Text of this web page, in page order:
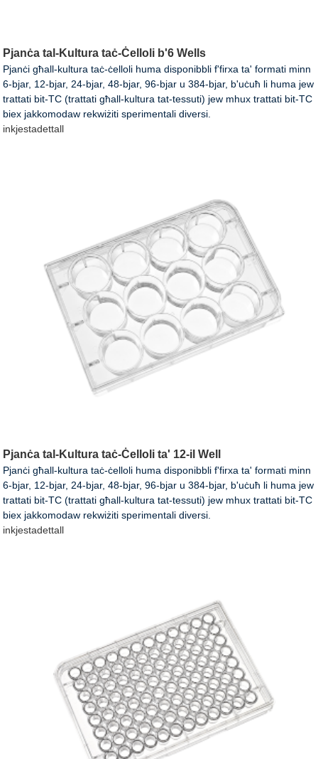
Pjanċa tal-Kultura taċ-Ċelloli b'6 Wells
Pjanċi għall-kultura taċ-ċelloli huma disponibbli f'firxa ta' formati minn
6-bjar, 12-bjar, 24-bjar, 48-bjar, 96-bjar u 384-bjar, b'uċuħ li huma jew
trattati bit-TC (trattati għall-kultura tat-tessuti) jew mhux trattati bit-TC
biex jakkomodaw rekwiżiti sperimentali diversi.
inkjestadettall
Pjanċa tal-Kultura taċ-Ċelloli ta' 12-il Well
Pjanċi għall-kultura taċ-ċelloli huma disponibbli f'firxa ta' formati minn
6-bjar, 12-bjar, 24-bjar, 48-bjar, 96-bjar u 384-bjar, b'uċuħ li huma jew
trattati bit-TC (trattati għall-kultura tat-tessuti) jew mhux trattati bit-TC
biex jakkomodaw rekwiżiti sperimentali diversi.
inkjestadettall